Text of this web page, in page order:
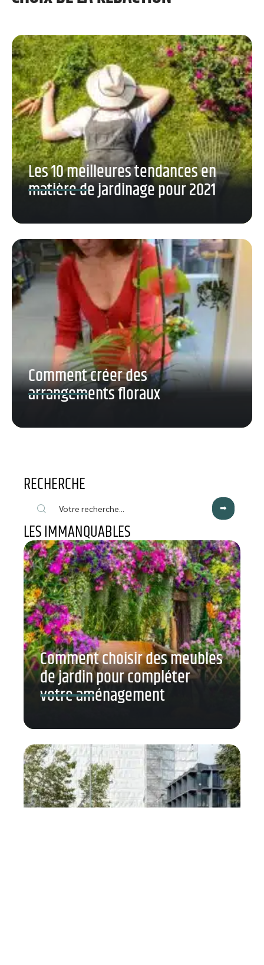
Les 10 meilleures tendances en
matière de jardinage pour 2021
Comment créer des
arrangements floraux
RECHERCHE
LES IMMANQUABLES
Comment choisir des meubles
de jardin pour compléter
votre aménagement